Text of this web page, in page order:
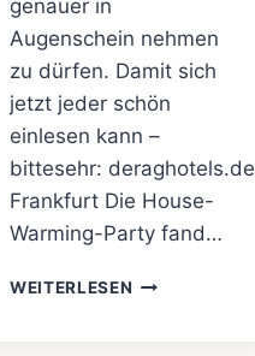
genauer in
Augenschein nehmen
zu dürfen. Damit sich
jetzt jeder schön
einlesen kann –
bittesehr: deraghotels.de
Frankfurt Die House-
Warming-Party fand…
WEITERLESEN EIN